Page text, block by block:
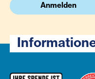
Anmelden